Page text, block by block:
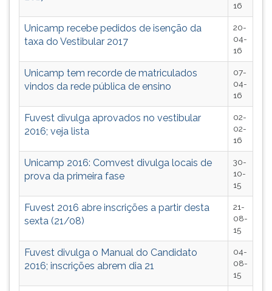
16
Unicamp recebe pedidos de isenção da
taxa do Vestibular 2017
20-
04-
16
Unicamp tem recorde de matriculados
vindos da rede pública de ensino
07-
04-
16
Fuvest divulga aprovados no vestibular
2016; veja lista
02-
02-
16
Unicamp 2016: Comvest divulga locais de
prova da primeira fase
30-
10-
15
Fuvest 2016 abre inscrições a partir desta
sexta (21/08)
21-
08-
15
Fuvest divulga o Manual do Candidato
2016; inscrições abrem dia 21
04-
08-
15